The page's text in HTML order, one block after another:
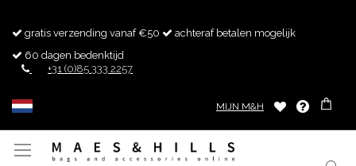
gratis verzending vanaf €50
achteraf betalen mogelijk
60 dagen bedenktijd
+31 (0)85 333 2257
MIJN M&H
Toggle